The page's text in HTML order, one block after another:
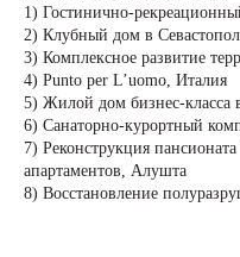
1) Гостинично-
2) Клубный дом в
3) Комплексное развитие
4) Punto per L’uomo, Италия
5) Жилой дом бизнес-класса
6) Санаторно-курортный
7) Реконструкция
апартаментов, Алушта
8) Восстановление